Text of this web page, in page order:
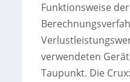
Funktionsweise
verwendeten
Taupunkt. Die